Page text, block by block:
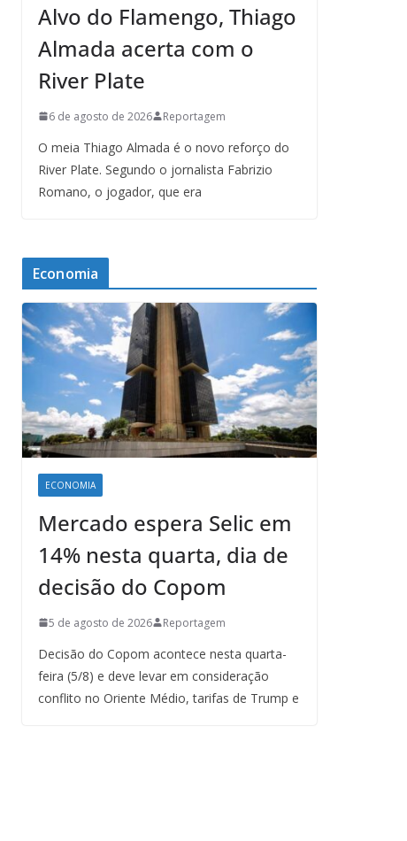
Alvo do Flamengo, Thiago
Almada acerta com o
River Plate
6 de agosto de 2026 Reportagem
O meia Thiago Almada é o novo reforço do
River Plate. Segundo o jornalista Fabrizio
Romano, o jogador, que era
Economia
ECONOMIA
Mercado espera Selic em
14% nesta quarta, dia de
decisão do Copom
5 de agosto de 2026 Reportagem
Decisão do Copom acontece nesta quarta-
feira (5/8) e deve levar em consideração
conflito no Oriente Médio, tarifas de Trump e